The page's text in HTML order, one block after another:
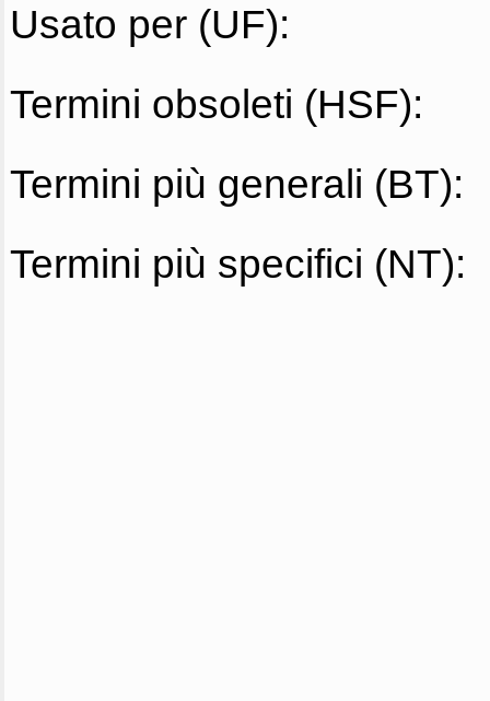
Usato per (UF):
Termini obsoleti (HSF):
Termini più generali (BT):
Termini più specifici (NT):